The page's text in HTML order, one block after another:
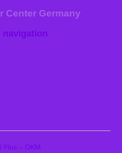
Center Germany
navigation
Plus – OKM